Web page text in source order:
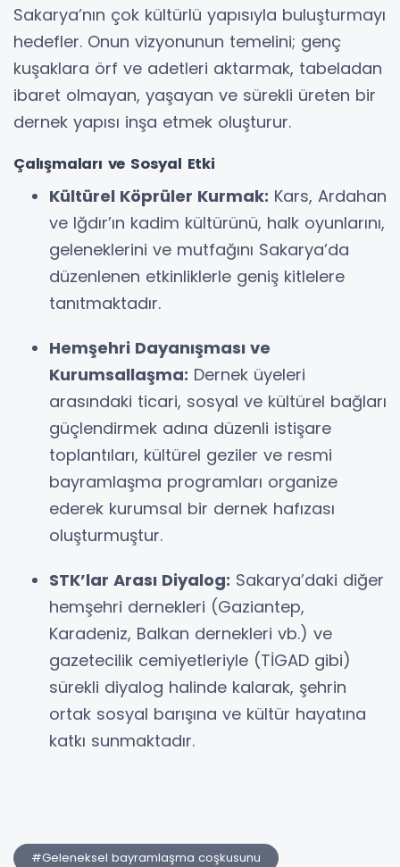
Sakarya’nın çok kültürlü yapısıyla buluşturmayı
hedefler. Onun vizyonunun temelini; genç
kuşaklara örf ve adetleri aktarmak, tabeladan
ibaret olmayan, yaşayan ve sürekli üreten bir
dernek yapısı inşa etmek oluşturur.
Çalışmaları ve Sosyal Etki
Kültürel Köprüler Kurmak: Kars, Ardahan
ve Iğdır’ın kadim kültürünü, halk oyunlarını,
geleneklerini ve mutfağını Sakarya’da
düzenlenen etkinliklerle geniş kitlelere
tanıtmaktadır.
Hemşehri Dayanışması ve
Kurumsallaşma: Dernek üyeleri
arasındaki ticari, sosyal ve kültürel bağları
güçlendirmek adına düzenli istişare
toplantıları, kültürel geziler ve resmi
bayramlaşma programları organize
ederek kurumsal bir dernek hafızası
oluşturmuştur.
STK’lar Arası Diyalog: Sakarya’daki diğer
hemşehri dernekleri (Gaziantep,
Karadeniz, Balkan dernekleri vb.) ve
gazetecilik cemiyetleriyle (TİGAD gibi)
sürekli diyalog halinde kalarak, şehrin
ortak sosyal barışına ve kültür hayatına
katkı sunmaktadır.
#Geleneksel bayramlaşma coşkusunu